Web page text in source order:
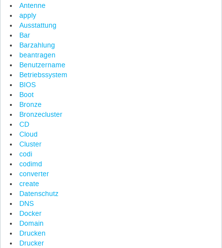
Antenne
apply
Ausstattung
Bar
Barzahlung
beantragen
Benutzername
Betriebssystem
BIOS
Boot
Bronze
Bronzecluster
CD
Cloud
Cluster
codi
codimd
converter
create
Datenschutz
DNS
Docker
Domain
Drucken
Drucker